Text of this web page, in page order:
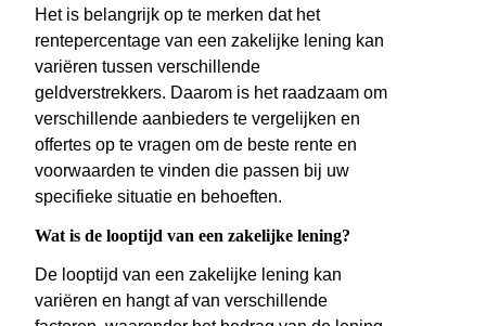
Het is belangrijk op te merken dat het
rentepercentage van een zakelijke lening kan
variëren tussen verschillende
geldverstrekkers. Daarom is het raadzaam om
verschillende aanbieders te vergelijken en
offertes op te vragen om de beste rente en
voorwaarden te vinden die passen bij uw
specifieke situatie en behoeften.
Wat is de looptijd van een zakelijke lening?
De looptijd van een zakelijke lening kan
variëren en hangt af van verschillende